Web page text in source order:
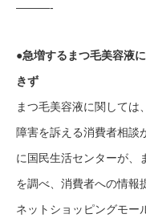
———-
●急増するまつ毛美容液
きず
まつ毛美容液に関しては
障害を訴える消費者相談
に国民生活センターが、
を調べ、消費者への情報
ネットショッピングモー